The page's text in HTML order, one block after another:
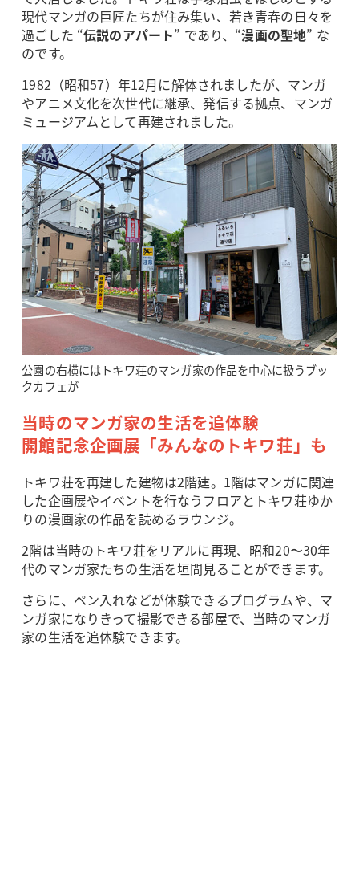
現代マンガの巨匠たちが住み集い、若き青春の日々を
過ごした “伝説のアパート” であり、“漫画の聖地” な
のです。
1982（昭和57）年12月に解体されましたが、マンガ
やアニメ文化を次世代に継承、発信する拠点、マンガ
ミュージアムとして再建されました。
公園の右横にはトキワ荘のマンガ家の作品を中心に扱うブッ
クカフェが
当時のマンガ家の生活を追体験
開館記念企画展「みんなのトキワ荘」も
トキワ荘を再建した建物は2階建。1階はマンガに関連
した企画展やイベントを行なうフロアとトキワ荘ゆか
りの漫画家の作品を読めるラウンジ。
2階は当時のトキワ荘をリアルに再現、昭和20〜30年
代のマンガ家たちの生活を垣間見ることができます。
さらに、ペン入れなどが体験できるプログラムや、マ
ンガ家になりきって撮影できる部屋で、当時のマンガ
家の生活を追体験できます。